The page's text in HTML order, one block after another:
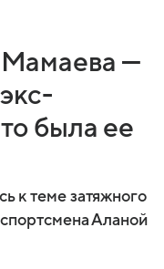
—
была ее
к теме затяжного
Аланой